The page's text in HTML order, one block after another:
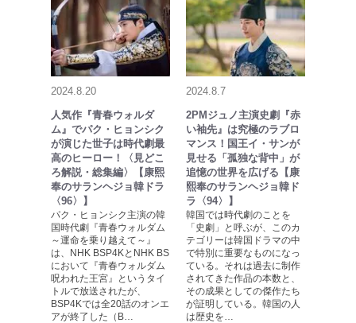
2024.8.20
人気作『青春ウォルダ
ム』でパク・ヒョンシク
が演じた世子は時代劇最
高のヒーロー！〈見どこ
ろ解説・総集編〉【康熙
奉のサランヘジョ韓ドラ
〈96〉】
パク・ヒョンシク主演の韓
国時代劇『青春ウォルダム
～運命を乗り越えて～』
は、NHK BSP4KとNHK BS
において『青春ウォルダム
呪われた王宮』というタイ
トルで放送されたが、
BSP4Kでは全20話のオンエ
アが終了した（B…
2024.8.7
2PMジュノ主演史劇『赤
い袖先』は究極のラブロ
マンス！国王イ・サンが
見せる「孤独な背中」が
追憶の世界を広げる【康
熙奉のサランヘジョ韓ド
ラ〈94〉】
韓国では時代劇のことを
「史劇」と呼ぶが、このカ
テゴリーは韓国ドラマの中
で特別に重要なものになっ
ている。それは過去に制作
されてきた作品の本数と、
その成果としての傑作たち
が証明している。韓国の人
は歴史を…